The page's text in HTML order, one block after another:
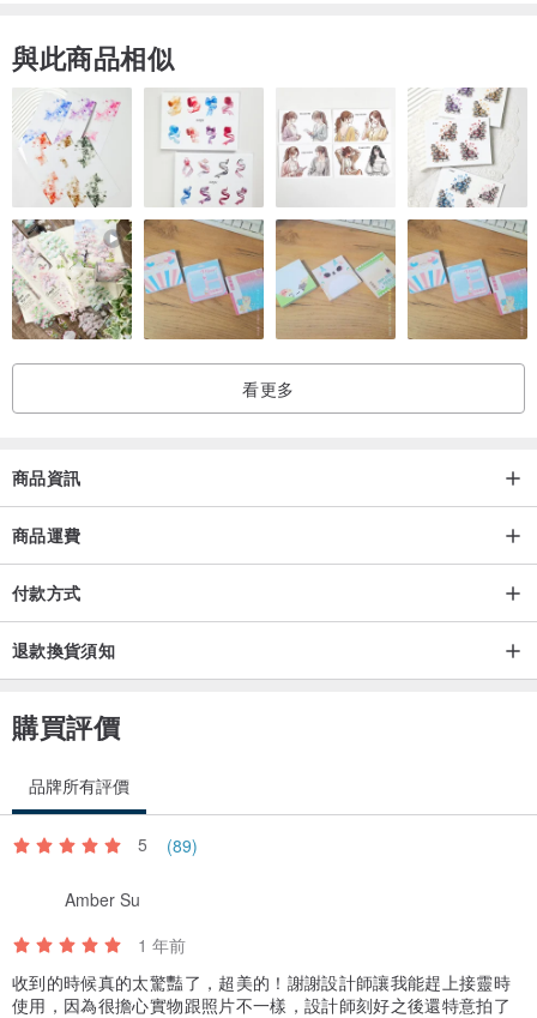
聚陽氣、避陰邪… …
> 工藝
挑選香材→碾材成粉→和眾為香→揉醒錘煉→手工成型→陰干窖藏→
精細打磨→穿繩搭配
每件香品都只能全手工製作與精細打磨，並且初制完成後，需要完全
陰干和窖藏些時日，所以製作時間較長。有現貨的情況下，2天內發
貨。無現貨時，根據天氣情況5-10天發貨。
> 簡介
香文化是中國傳統文化的一脈。
草木香、樹脂香、果實香、礦物香等，具有保健功效的香材，古法調
和合香是最具東方氣韻的香品，它內斂、深邃、悠長，有很強的的神
秘感。
古人認為「聚天地純陽之物而生者，為香」。佩戴香品具有清心養
佩戴、盤玩。
中醫講究日積月累，隨主人接觸時間的延長，呈現出香味的豐富與變
香品素雅文藝，隨身佩戴不僅香身、養生，更能給您增添幾分典雅的
揉搓、盤玩後，不僅香韻悠長，而且光澤可人。
與此商品相似
看更多
商品資訊
商品運費
付款方式
退款換貨須知
購買評價
品牌所有評價
5 (89)
Amber Su
1 年前
收到的時候真的太驚豔了，超美的！謝謝設計師讓我能趕上接靈時
使用，因為很擔心實物跟照片不一樣，設計師刻好之後還特意拍了